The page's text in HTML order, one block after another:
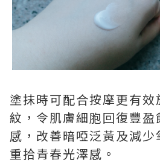
塗抹時可配合按摩更有
紋，令肌膚細胞回復豐盈
感，改善暗啞泛黃及減
重拾青春光澤感。